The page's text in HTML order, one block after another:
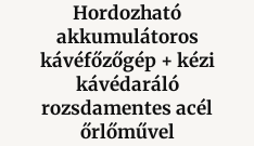
Hordozható
akkumulátoros
kávéfőzőgép + kézi
kávédaráló
rozsdamentes acél
őrlőművel